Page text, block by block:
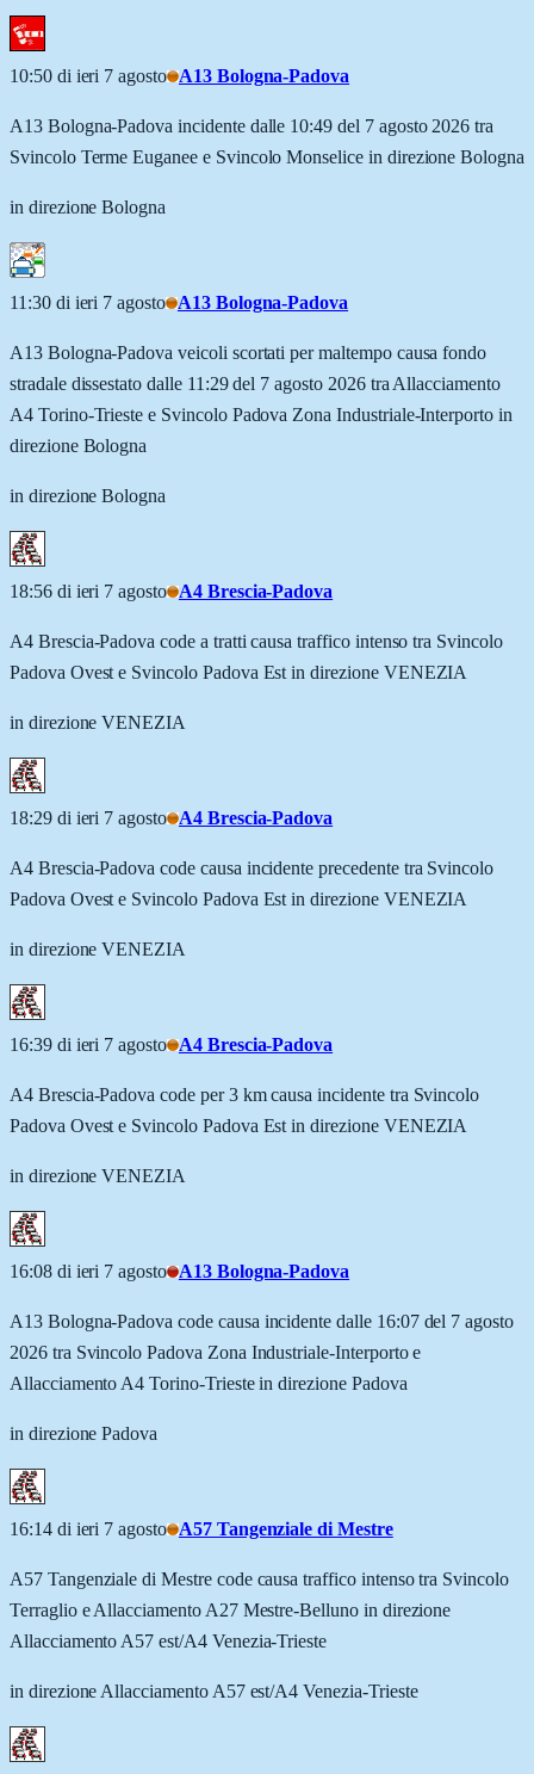
10:50 di ieri 7 agosto A13 Bologna-Padova
A13 Bologna-Padova incidente dalle 10:49 del 7 agosto 2026 tra
Svincolo Terme Euganee e Svincolo Monselice in direzione Bologna
in direzione Bologna
11:30 di ieri 7 agosto A13 Bologna-Padova
A13 Bologna-Padova veicoli scortati per maltempo causa fondo
stradale dissestato dalle 11:29 del 7 agosto 2026 tra Allacciamento
A4 Torino-Trieste e Svincolo Padova Zona Industriale-Interporto in
direzione Bologna
in direzione Bologna
18:56 di ieri 7 agosto A4 Brescia-Padova
A4 Brescia-Padova code a tratti causa traffico intenso tra Svincolo
Padova Ovest e Svincolo Padova Est in direzione VENEZIA
in direzione VENEZIA
18:29 di ieri 7 agosto A4 Brescia-Padova
A4 Brescia-Padova code causa incidente precedente tra Svincolo
Padova Ovest e Svincolo Padova Est in direzione VENEZIA
in direzione VENEZIA
16:39 di ieri 7 agosto A4 Brescia-Padova
A4 Brescia-Padova code per 3 km causa incidente tra Svincolo
Padova Ovest e Svincolo Padova Est in direzione VENEZIA
in direzione VENEZIA
16:08 di ieri 7 agosto A13 Bologna-Padova
A13 Bologna-Padova code causa incidente dalle 16:07 del 7 agosto
2026 tra Svincolo Padova Zona Industriale-Interporto e
Allacciamento A4 Torino-Trieste in direzione Padova
in direzione Padova
16:14 di ieri 7 agosto A57 Tangenziale di Mestre
A57 Tangenziale di Mestre code causa traffico intenso tra Svincolo
Terraglio e Allacciamento A27 Mestre-Belluno in direzione
Allacciamento A57 est/A4 Venezia-Trieste
in direzione Allacciamento A57 est/A4 Venezia-Trieste